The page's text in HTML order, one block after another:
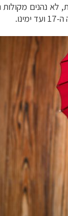
לא נהנים